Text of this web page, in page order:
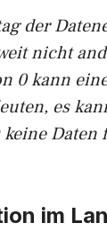
der
nicht
0 kann
es
keine Daten
im